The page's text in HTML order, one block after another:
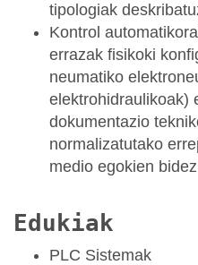
tipologiak
Kontrol
errazak fisikoki
neumatiko
elektrohidraulikoak)
dokumentazio
normalizatutako
medio egokien
Edukiak
PLC Sistemak